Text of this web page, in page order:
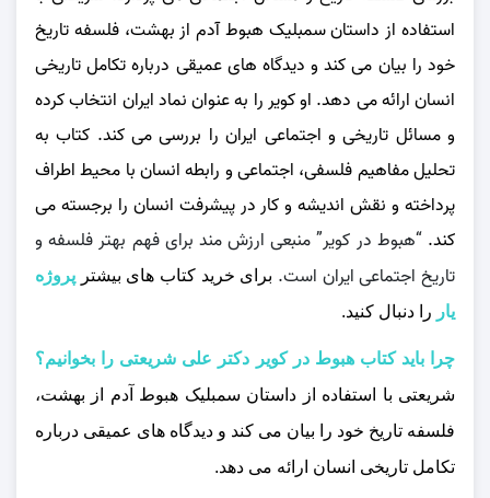
استفاده از داستان سمبلیک هبوط آدم از بهشت، فلسفه تاریخ
خود را بیان می‌ کند و دیدگاه‌ های عمیقی درباره تکامل تاریخی
انسان ارائه می‌ دهد. او کویر را به عنوان نماد ایران انتخاب کرده
و مسائل تاریخی و اجتماعی ایران را بررسی می‌ کند. کتاب به
تحلیل مفاهیم فلسفی، اجتماعی و رابطه انسان با محیط اطراف
پرداخته و نقش اندیشه و کار در پیشرفت انسان را برجسته می‌
کند. “هبوط در کویر” منبعی ارزش مند برای فهم بهتر فلسفه و
تاریخ اجتماعی ایران است. برای خرید کتاب های بیشتر پروژه
یار را دنبال کنید.
چرا باید کتاب هبوط در کویر دکتر علی شریعتی را بخوانیم؟
شریعتی با استفاده از داستان سمبلیک هبوط آدم از بهشت،
فلسفه تاریخ خود را بیان می‌ کند و دیدگاه‌ های عمیقی درباره
تکامل تاریخی انسان ارائه می‌ دهد.